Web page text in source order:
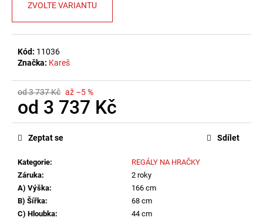
ZVOLTE VARIANTU
Kód: 11036
Značka: Kareš
od 3 737 Kč až –5 %
od 3 737 Kč
Měrná
Kategorie:
REGÁLY NA HRAČKY
Záruka:
2 roky
A) Výška:
166 cm
B) Šířka:
68 cm
C) Hloubka:
44 cm
Zeptat se Sdílet